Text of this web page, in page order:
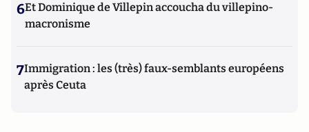
6Et Dominique de Villepin accoucha du villepino-
macronisme
7Immigration : les (très) faux-semblants européens
après Ceuta